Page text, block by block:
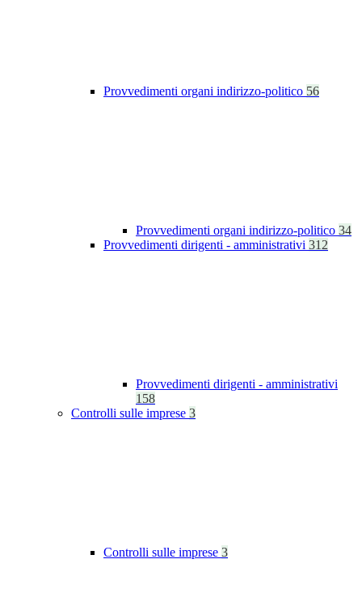
Provvedimenti organi indirizzo-politico 56
Provvedimenti organi indirizzo-politico 34
Provvedimenti dirigenti - amministrativi 312
Provvedimenti dirigenti - amministrativi
158
Controlli sulle imprese 3
Controlli sulle imprese 3